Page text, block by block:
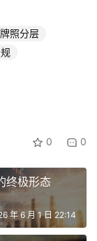
速招致了多国
明书”的严厉警
框架内借壳重
某些金融工具
规监管，并完
牌照分层
0 0
终极形态
年 6 月 1 日 22:14